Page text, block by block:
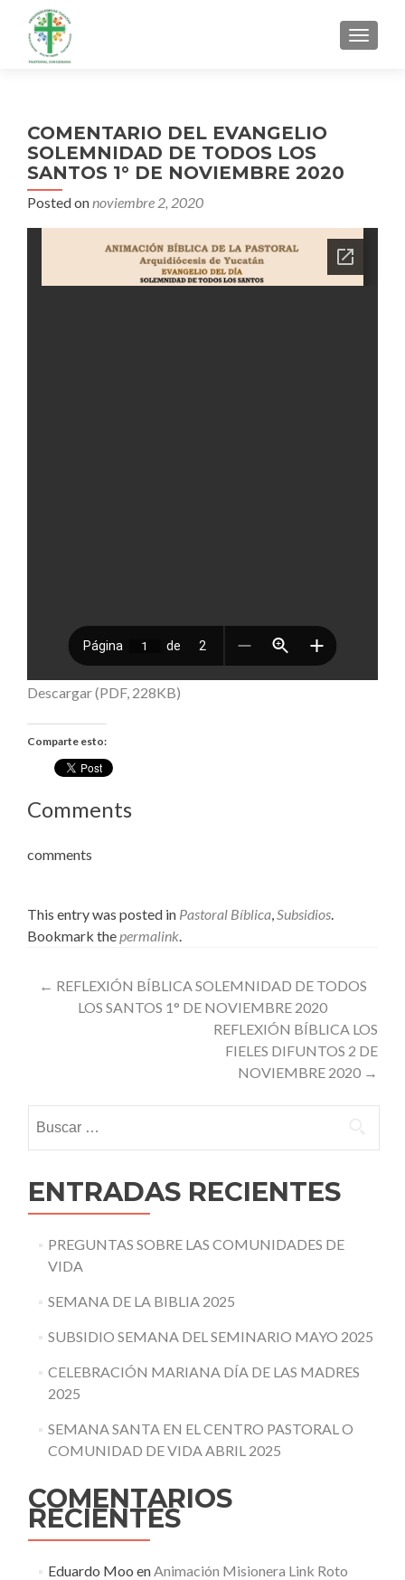
MENU
COMENTARIO DEL EVANGELIO
SOLEMNIDAD DE TODOS LOS
SANTOS 1° DE NOVIEMBRE 2020
Posted onnoviembre 2, 2020
Descargar (PDF, 228KB)
Comparte esto:
Comments
comments
This entry was posted in Pastoral Bíblica,Subsidios.
Bookmark thepermalink.
Post
navigation
← REFLEXIÓN BÍBLICA SOLEMNIDAD DE TODOS
LOS SANTOS 1° DE NOVIEMBRE 2020
REFLEXIÓN BÍBLICA LOS
FIELES DIFUNTOS 2 DE
NOVIEMBRE 2020 →
ENTRADAS RECIENTES
PREGUNTAS SOBRE LAS COMUNIDADES DE
VIDA
SEMANA DE LA BIBLIA 2025
SUBSIDIO SEMANA DEL SEMINARIO MAYO 2025
CELEBRACIÓN MARIANA DÍA DE LAS MADRES
2025
SEMANA SANTA EN EL CENTRO PASTORAL O
COMUNIDAD DE VIDA ABRIL 2025
COMENTARIOS
RECIENTES
Eduardo Moo enAnimación Misionera Link Roto